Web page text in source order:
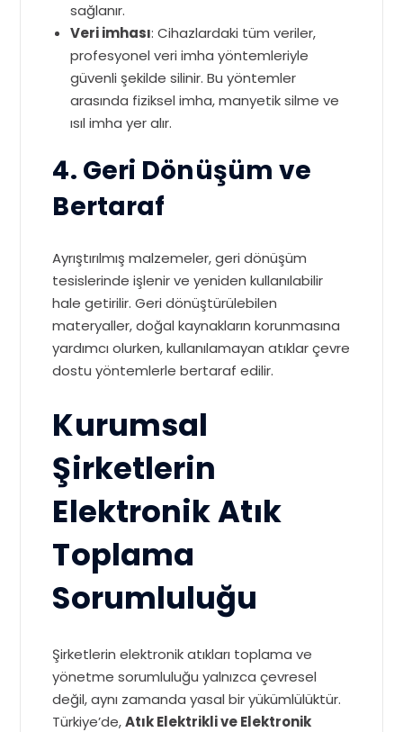
sağlanır.
Veri imhası: Cihazlardaki tüm veriler,
profesyonel veri imha yöntemleriyle
güvenli şekilde silinir. Bu yöntemler
arasında fiziksel imha, manyetik silme ve
ısıl imha yer alır.
4. Geri Dönüşüm ve
Bertaraf
Ayrıştırılmış malzemeler, geri dönüşüm
tesislerinde işlenir ve yeniden kullanılabilir
hale getirilir. Geri dönüştürülebilen
materyaller, doğal kaynakların korunmasına
yardımcı olurken, kullanılamayan atıklar çevre
dostu yöntemlerle bertaraf edilir.
Kurumsal
Şirketlerin
Elektronik Atık
Toplama
Sorumluluğu
Şirketlerin elektronik atıkları toplama ve
yönetme sorumluluğu yalnızca çevresel
değil, aynı zamanda yasal bir yükümlülüktür.
Türkiye’de,Atık Elektrikli ve Elektronik